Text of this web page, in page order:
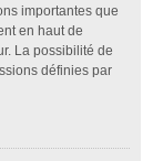
importantes que
en haut de
La possibilité de
définies par